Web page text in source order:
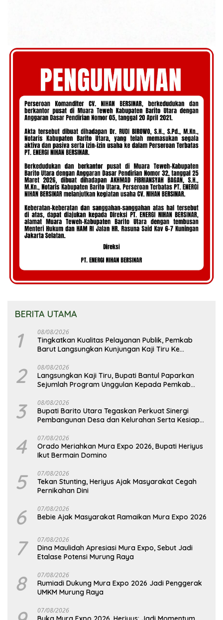
BERITA UTAMA
1 08/08/2026
Tingkatkan Kualitas Pelayanan Publik, Pemkab
Barut Langsungkan Kunjungan Kaji Tiru Ke
2 08/08/2026
Langsungkan Kaji Tiru, Bupati Bantul Paparkan
Sejumlah Program Unggulan Kepada Pemkab
3 08/08/2026
Bupati Barito Utara Tegaskan Perkuat Sinergi
Pembangunan Desa dan Kelurahan Serta Kesiapan
4 07/08/2026
Orado Meriahkan Mura Expo 2026, Bupati Heriyus
Ikut Bermain Domino
5 07/08/2026
Tekan Stunting, Heriyus Ajak Masyarakat Cegah
Pernikahan Dini
6 07/08/2026
Bebie Ajak Masyarakat Ramaikan Mura Expo 2026
7 07/08/2026
Dina Maulidah Apresiasi Mura Expo, Sebut Jadi
Etalase Potensi Murung Raya
8 07/08/2026
Rumiadi Dukung Mura Expo 2026 Jadi Penggerak
UMKM Murung Raya
07/08/2026